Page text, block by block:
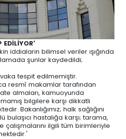
EDİLİYOR'
iddiaların bilimsel veriler ışığında
şunlar kaydedildi;
tespit edilmemiştir.
resmî makamlar tarafından
almaları, kamuoyunda
bilgilere karşı dikkatli
Bakanlığımız; halk sağlığını
hastalığa karşı; tarama,
ilgili tüm birimleriyle